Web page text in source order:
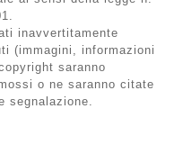
inavvertitamente
(immagini, informazioni
saranno
o ne saranno citate
segnalazione.